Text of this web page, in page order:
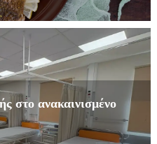
στο ανακαινισμένο